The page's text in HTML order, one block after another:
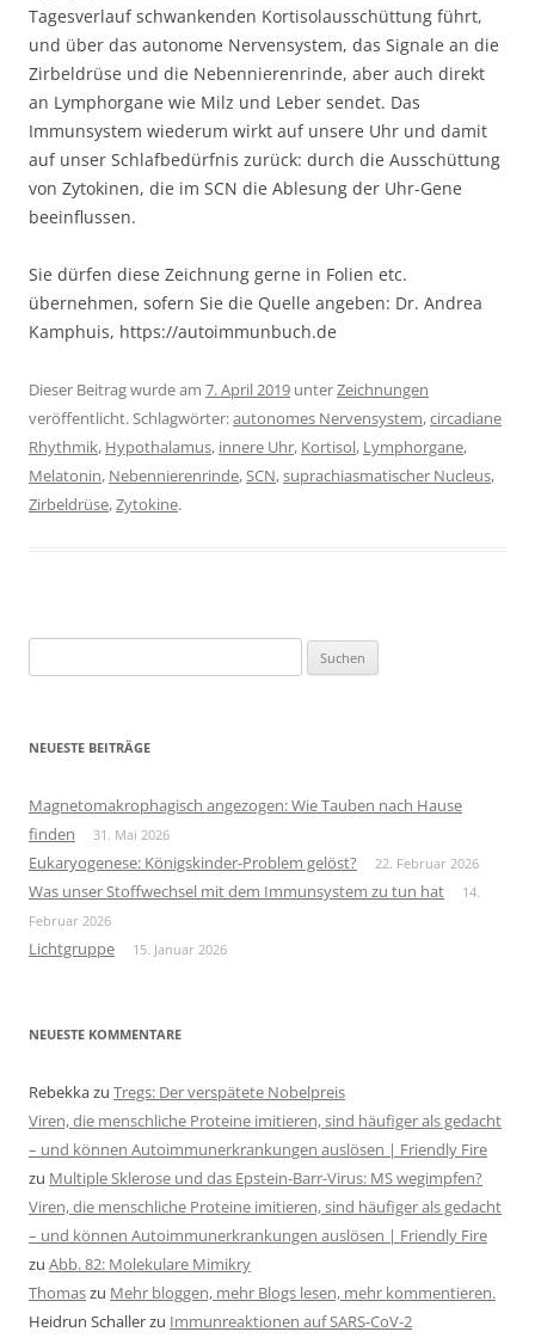
Tagesverlauf schwankenden Kortisolausschüttung führt,
und über das autonome Nervensystem, das Signale an die
Zirbeldrüse und die Nebennierenrinde, aber auch direkt
an Lymphorgane wie Milz und Leber sendet. Das
Immunsystem wiederum wirkt auf unsere Uhr und damit
auf unser Schlafbedürfnis zurück: durch die Ausschüttung
von Zytokinen, die im SCN die Ablesung der Uhr-Gene
beeinflussen.
Sie dürfen diese Zeichnung gerne in Folien etc.
übernehmen, sofern Sie die Quelle angeben: Dr. Andrea
Kamphuis, https://autoimmunbuch.de
Dieser Beitrag wurde am 7. April 2019 unterZeichnungen
veröffentlicht. Schlagwörter:autonomes Nervensystem,circadiane
Rhythmik, Hypothalamus, innere Uhr, Kortisol, Lymphorgane,
Melatonin, Nebennierenrinde,SCN,suprachiasmatischer Nucleus,
Zirbeldrüse,Zytokine.
nach:
NEUESTE BEITRÄGE
Magnetomakrophagisch angezogen: Wie Tauben nach Hause
finden
31. Mai 2026
Eukaryogenese: Königskinder-Problem gelöst? 22. Februar 2026
Was unser Stoffwechsel mit dem Immunsystem zu tun hat
14.
Februar 2026
Lichtgruppe 15. Januar 2026
NEUESTE KOMMENTARE
Rebekkazu Tregs: Der verspätete Nobelpreis
Viren, die menschliche Proteine imitieren, sind häufiger als gedacht
– und können Autoimmunerkrankungen auslösen | Friendly Fire
zu Multiple Sklerose und das Epstein-Barr-Virus: MS wegimpfen?
Viren, die menschliche Proteine imitieren, sind häufiger als gedacht
– und können Autoimmunerkrankungen auslösen | Friendly Fire
zu Abb. 82: Molekulare Mimikry
Thomaszu Mehr bloggen, mehr Blogs lesen, mehr kommentieren.
Heidrun Schallerzu Immunreaktionen auf SARS-CoV-2